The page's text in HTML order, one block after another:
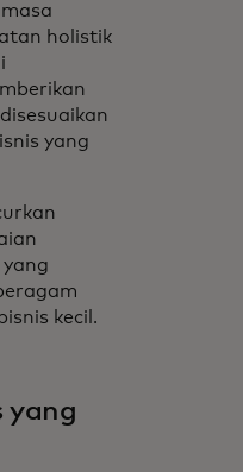
holistik
yang
kecil.
yang